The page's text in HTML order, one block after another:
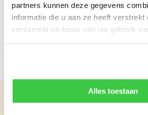
partners kunnen deze gegevens
informatie die u aan ze heeft verstrekt
verzameld op basis van uw gebruik
Alles toestaan
Bekijken